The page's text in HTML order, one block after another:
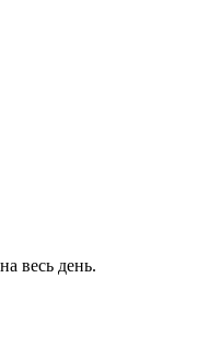
весь день.